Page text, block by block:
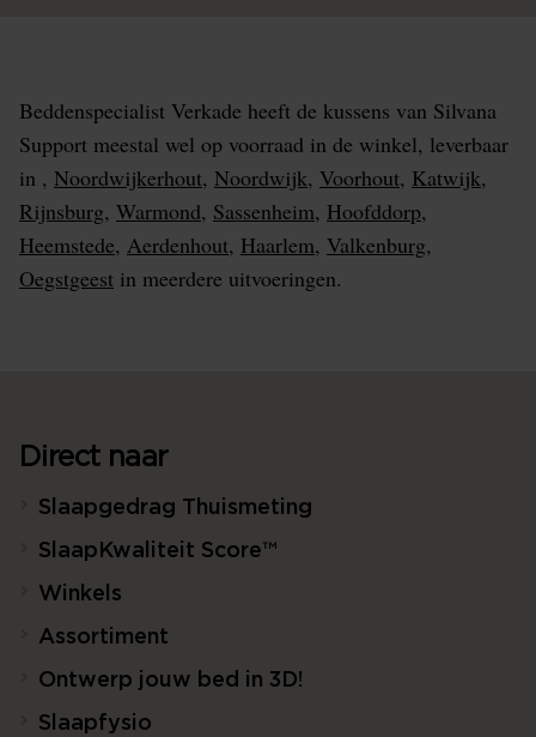
Beddenspecialist Verkade heeft de kussens van Silvana
Support meestal wel op voorraad in de winkel, leverbaar
in , Noordwijkerhout, Noordwijk, Voorhout, Katwijk,
Rijnsburg, Warmond, Sassenheim, Hoofddorp,
Heemstede, Aerdenhout, Haarlem, Valkenburg,
Oegstgeest in meerdere uitvoeringen.
Direct naar
Slaapgedrag Thuismeting
SlaapKwaliteit Score™
Winkels
Assortiment
Ontwerp jouw bed in 3D!
Slaapfysio